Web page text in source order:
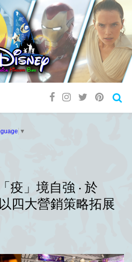
▼
疫」境自強 ‧ 於
四大營銷策略拓展